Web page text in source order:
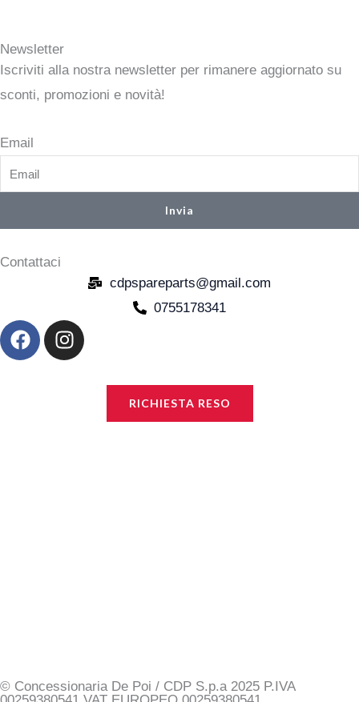
Newsletter
Iscriviti alla nostra newsletter per rimanere aggiornato su
sconti, promozioni e novità!
Email
Invia
Contattaci
cdpspareparts@gmail.com
0755178341
F
a
I
n
RICHIESTA RESO
© Concessionaria De Poi / CDP S.p.a 2025 P.IVA